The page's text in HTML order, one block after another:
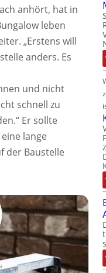
anhört, hat in
leben
„Erstens will
anders. Es
und nicht
schnell zu
Er sollte
lange
der Baustelle